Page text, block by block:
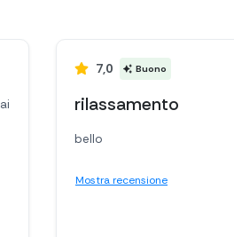
7,0 Buono
rilassamento
bello
Mostra recensione